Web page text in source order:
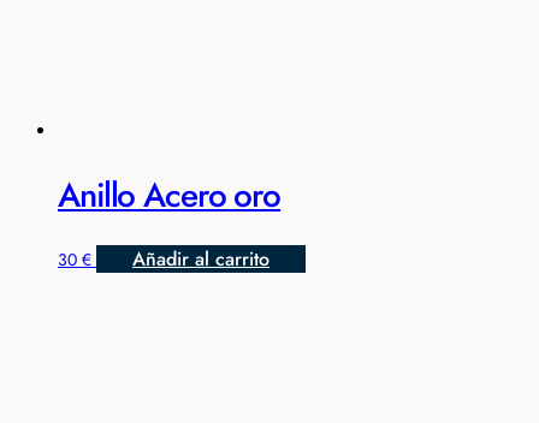
Anillo Acero oro
30 € Añadir al carrito